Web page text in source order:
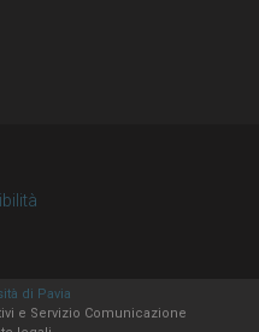
di Pavia
e Servizio Comunicazione